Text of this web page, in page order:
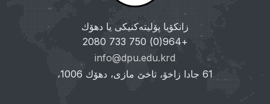
زانکۆیا پۆلیتەکنیکی یا دهۆك
+964(0) 750 733 2080
info@dpu.edu.krd
61 جادا زاخۆ، تاخێ مازی، دهۆك 1006،